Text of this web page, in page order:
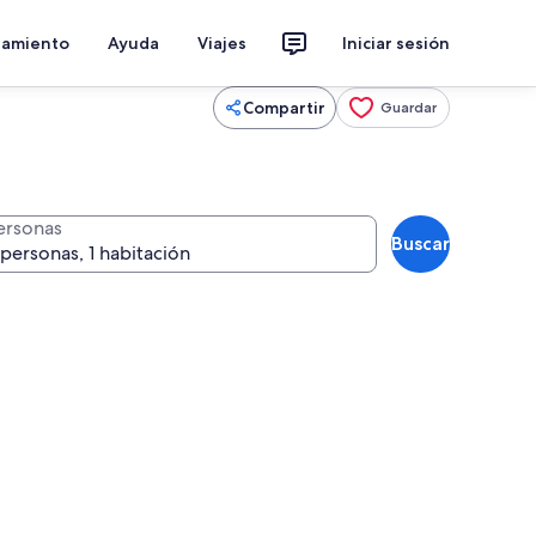
Ayuda Viajes Iniciar sesión
Compartir Guardar
Buscar